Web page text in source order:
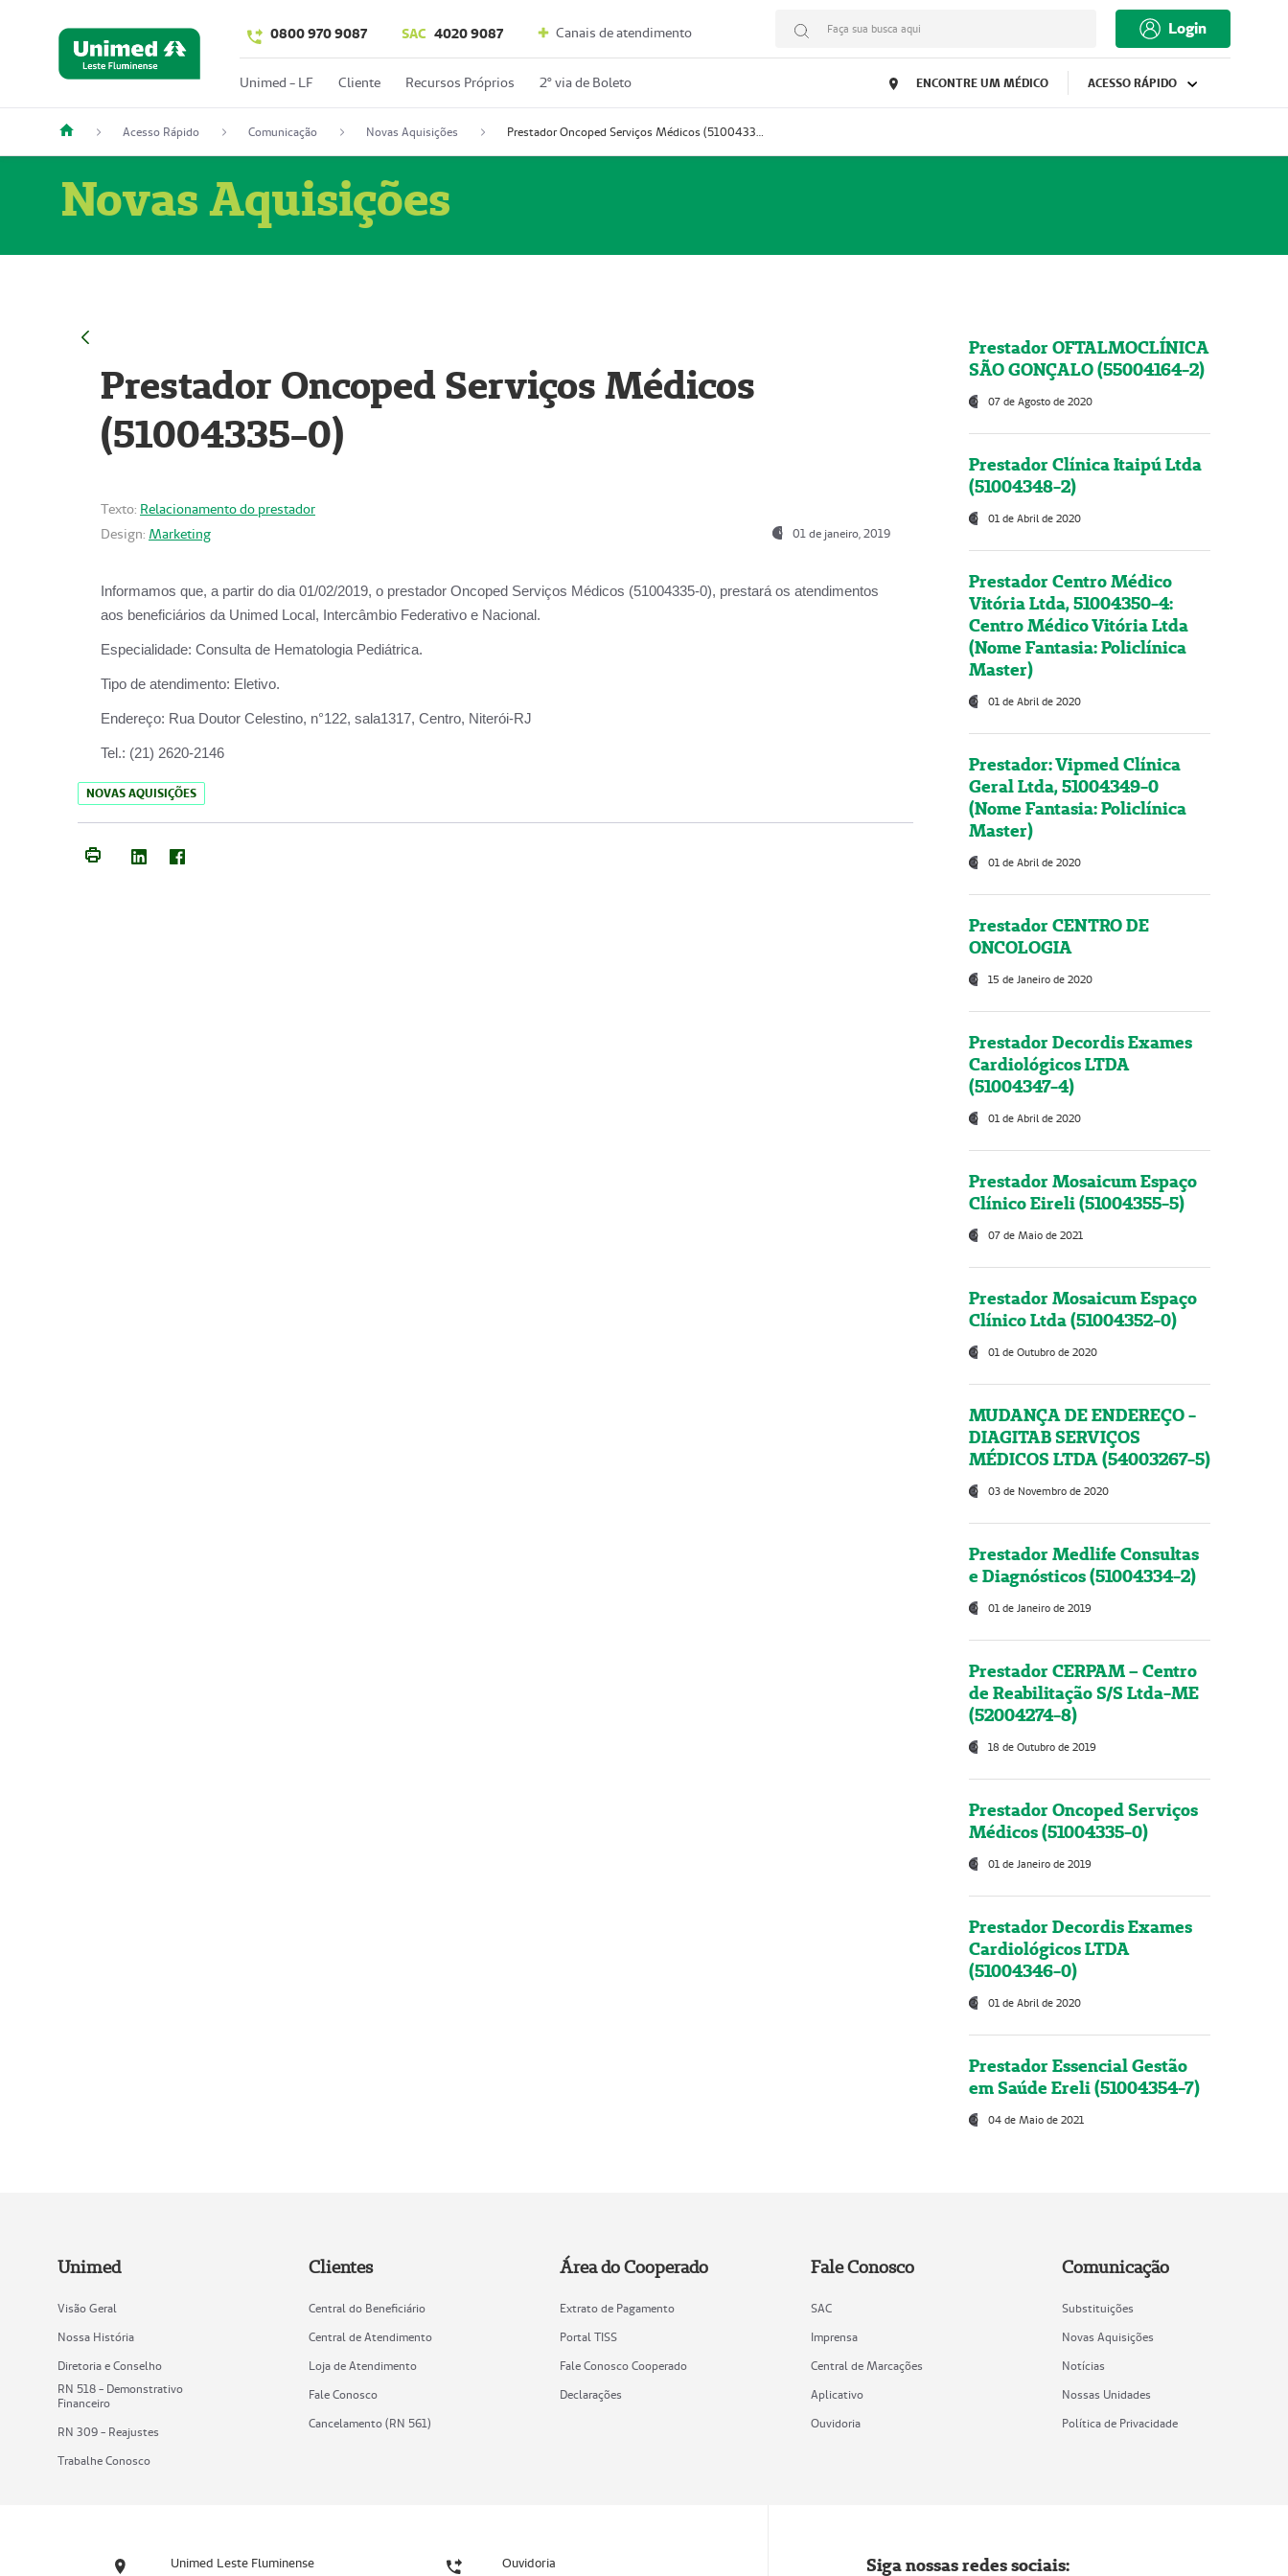
0800 970 9087 SAC 4020 9087 Canais de atendimento Faça sua busca aqui Login
Unimed - LF Cliente Recursos Próprios 2º via de Boleto ENCONTRE UM MÉDICO ACESSO RÁPIDO
Acesso Rápido Comunicação Novas Aquisições Prestador Oncoped Serviços Médicos (51004335-0)
Novas Aquisições
Prestador Oncoped Serviços Médicos
(51004335-0)
Texto: Relacionamento do prestador
Design: Marketing 01 de janeiro, 2019
Informamos que, a partir do dia 01/02/2019, o prestador Oncoped Serviços Médicos (51004335-0), prestará os atendimentos
aos beneficiários da Unimed Local, Intercâmbio Federativo e Nacional.
Especialidade: Consulta de Hematologia Pediátrica.
Tipo de atendimento: Eletivo.
Endereço: Rua Doutor Celestino, n°122, sala1317, Centro, Niterói-RJ
Tel.: (21) 2620-2146
NOVAS AQUISIÇÕES
Prestador OFTALMOCLÍNICA
SÃO GONÇALO (55004164-2)
07 de Agosto de 2020
Prestador Clínica Itaipú Ltda
(51004348-2)
01 de Abril de 2020
Prestador Centro Médico
Vitória Ltda, 51004350-4:
Centro Médico Vitória Ltda
(Nome Fantasia: Policlínica
Master)
01 de Abril de 2020
Prestador: Vipmed Clínica
Geral Ltda, 51004349-0
(Nome Fantasia: Policlínica
Master)
01 de Abril de 2020
Prestador CENTRO DE
ONCOLOGIA
15 de Janeiro de 2020
Prestador Decordis Exames
Cardiológicos LTDA
(51004347-4)
01 de Abril de 2020
Prestador Mosaicum Espaço
Clínico Eireli (51004355-5)
07 de Maio de 2021
Prestador Mosaicum Espaço
Clínico Ltda (51004352-0)
01 de Outubro de 2020
MUDANÇA DE ENDEREÇO -
DIAGITAB SERVIÇOS
MÉDICOS LTDA (54003267-5)
03 de Novembro de 2020
Prestador Medlife Consultas
e Diagnósticos (51004334-2)
01 de Janeiro de 2019
Prestador CERPAM – Centro
de Reabilitação S/S Ltda-ME
(52004274-8)
18 de Outubro de 2019
Prestador Oncoped Serviços
Médicos (51004335-0)
01 de Janeiro de 2019
Prestador Decordis Exames
Cardiológicos LTDA
(51004346-0)
01 de Abril de 2020
Prestador Essencial Gestão
em Saúde Ereli (51004354-7)
04 de Maio de 2021
Unimed
Visão Geral
Nossa História
Diretoria e Conselho
RN 518 - Demonstrativo
Financeiro
RN 309 - Reajustes
Trabalhe Conosco
Clientes
Central do Beneficiário
Central de Atendimento
Loja de Atendimento
Fale Conosco
Cancelamento (RN 561)
Área do Cooperado
Extrato de Pagamento
Portal TISS
Fale Conosco Cooperado
Declarações
Fale Conosco
SAC
Imprensa
Central de Marcações
Aplicativo
Ouvidoria
Comunicação
Substituições
Novas Aquisições
Notícias
Nossas Unidades
Política de Privacidade
Unimed Leste Fluminense Ouvidoria Siga nossas redes sociais: